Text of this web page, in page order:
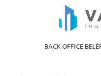
BACK OFFICE